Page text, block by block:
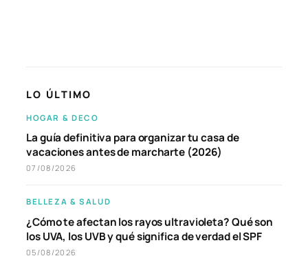
LO ÚLTIMO
HOGAR & DECO
La guía definitiva para organizar tu casa de
vacaciones antes de marcharte (2026)
07/08/2026
BELLEZA & SALUD
¿Cómo te afectan los rayos ultravioleta? Qué son
los UVA, los UVB y qué significa de verdad el SPF
05/08/2026